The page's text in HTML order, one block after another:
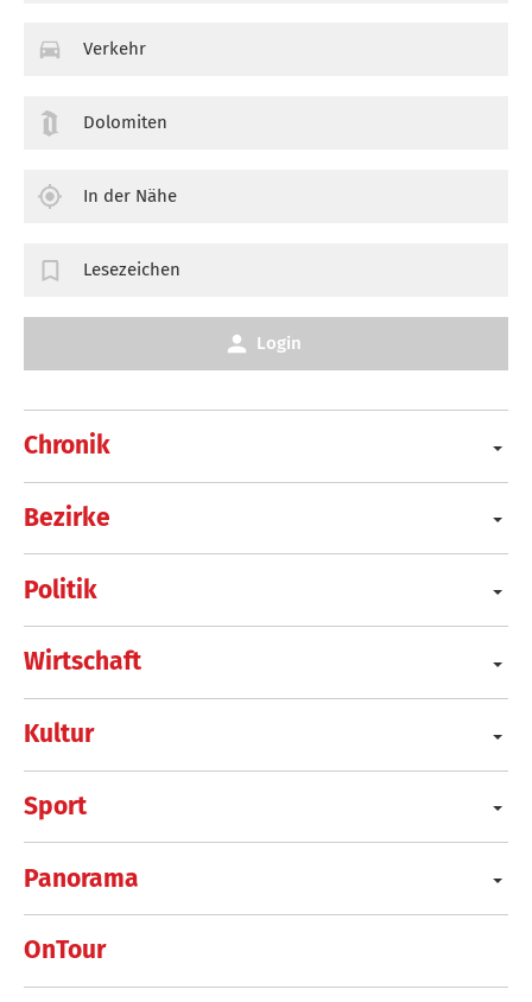
Chronik
Bezirke
Politik
Wirtschaft
Kultur
Sport
Panorama
OnTour
Verkehr
Dolomiten
In der Nähe
Lesezeichen
Login